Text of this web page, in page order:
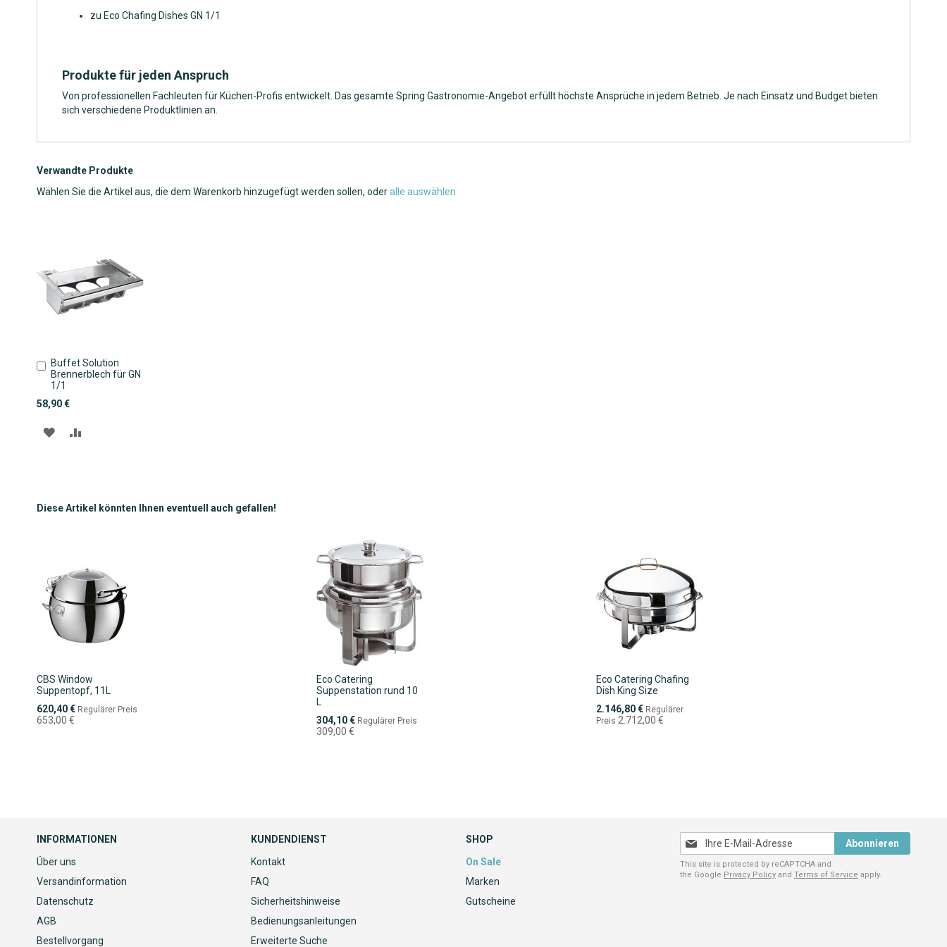
zu Eco Chafing Dishes GN 1/1
Produkte für jeden Anspruch
Von professionellen Fachleuten für Küchen-Profis entwickelt. Das gesamte Spring Gastronomie-Angebot erfüllt höchste Ansprüche in jedem Betrieb. Je nach Einsatz und Budget bieten
sich verschiedene Produktlinien an.
Verwandte Produkte
Wählen Sie die Artikel aus, die dem Warenkorb hinzugefügt werden sollen, oderalle auswählen
Buffet Solution
Brennerblech für GN
1/1
58,90 €
In
den
Warenkorb
ZUR
Diese Artikel könnten Ihnen eventuell auch gefallen!
CBS Window
Suppentopf, 11L
Sonderpreis
620,40 € Regulärer Preis
653,00 €
Eco Catering
Suppenstation rund 10
L
Sonderpreis
304,10 € Regulärer Preis
309,00 €
Eco Catering Chafing
Dish King Size
Sonderpreis
2.146,80 € Regulärer
Preis 2.712,00 €
INFORMATIONEN
Über uns
Versandinformation
Datenschutz
AGB
Bestellvorgang
KUNDENDIENST
Kontakt
FAQ
Sicherheitshinweise
Bedienungsanleitungen
Erweiterte Suche
SHOP
On Sale
Marken
Gutscheine
Melden
Sie
sich
für
Abonnieren
This site is protected by reCAPTCHA and
the Google Privacy Policyand Terms of Service apply.